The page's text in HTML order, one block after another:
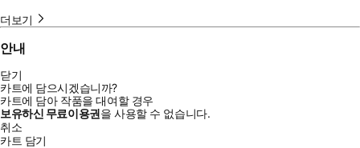
더보기
안내
닫기
카트에 담으시겠습니까?
카트에 담아 작품을 대여할 경우
보유하신 무료이용권을 사용할 수 없습니다.
취소
카트 담기